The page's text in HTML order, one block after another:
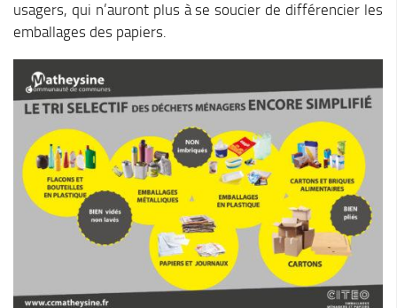
Piscine territoriale
Activités de Pleine Nature
Sentiers de randonnée
Idées sorties faciles
Via Ferrata
Sites Escalade
Via Matacena
Développement durable
usagers, qui n’auront plus à se soucier de différencier les
emballages des papiers.